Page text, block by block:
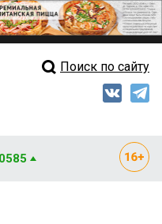
Свежий выпускПоиск по сайту